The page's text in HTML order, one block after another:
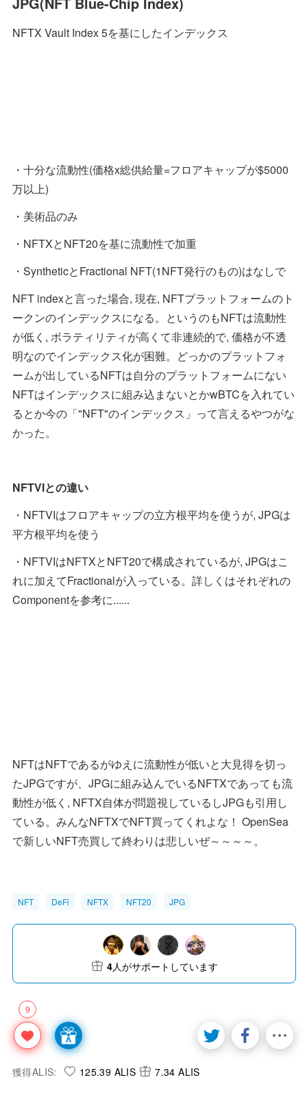
NFTX Vault Index 5を基にしたインデックス
・十分な流動性(価格x総供給量=フロアキャップが$5000
万以上)
・美術品のみ
・NFTXとNFT20を基に流動性で加重
・SyntheticとFractional NFT(1NFT発行のもの)はなしで
NFT indexと言った場合, 現在, NFTプラットフォームのト
ークンのインデックスになる。というのもNFTは流動性
が低く, ボラティリティが高くて非連続的で, 価格が不透
明なのでインデックス化が困難。どっかのプラットフォ
ームが出しているNFTは自分のプラットフォームにない
NFTはインデックスに組み込まないとかwBTCを入れてい
るとか今の「"NFT"のインデックス」って言えるやつがな
かった。
NFTVIとの違い
・NFTVIはフロアキャップの立方根平均を使うが, JPGは
平方根平均を使う
・NFTVIはNFTXとNFT20で構成されているが, JPGはこ
れに加えてFractionalが入っている。詳しくはそれぞれの
Componentを参考に......
NFTはNFTであるがゆえに流動性が低いと大見得を切っ
たJPGですが、JPGに組み込んでいるNFTXであっても流
動性が低く, NFTX自体が問題視しているしJPGも引用し
ている。みんなNFTXでNFT買ってくれよな！ OpenSea
で新しいNFT売買して終わりは悲しいぜ～～～～。
NFT DeFi NFTX NFT20 JPG
9
4人がサポートしています
獲得ALIS: 125.39 ALIS 7.34 ALIS